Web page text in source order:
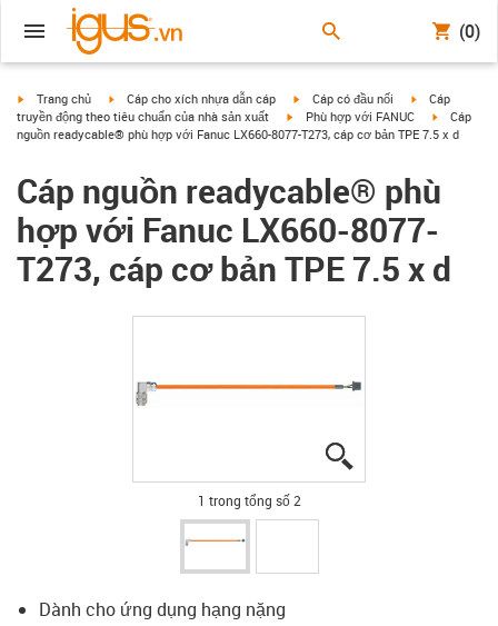
(0)
igus-icon-arrow-right
Trang chủ igus-icon-arrow-right
Cáp cho xích nhựa dẫn cáp igus-icon-arrow-right
Cáp có đầu nối igus-icon-
Cáp
truyền động theo tiêu chuẩn của nhà sản xuất
igus-icon-arrow-right
Phù hợp với FANUC igus-
Cáp
nguồn readycable® phù hợp với Fanuc LX660-8077-T273, cáp cơ bản TPE 7.5 x d
Cáp nguồn readycable® phù
hợp với Fanuc LX660-8077-
T273, cáp cơ bản TPE 7.5 x d
1 trong tổng số 2
Dành cho ứng dụng hạng nặng